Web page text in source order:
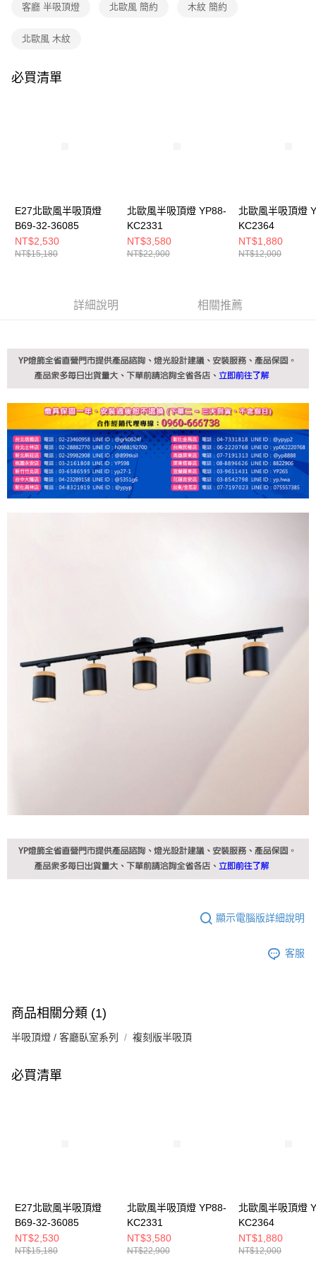
購買商品的店家。未經商家同意取消之訂單仍視為有效，需透過AFTEE先享
是否繳費成功／繳費後需取消欲退款等相關疑問，請聯繫「AFTEE先享後付
【注意事項】
時審查核予不同之上限額度；若仍有額度不足之情形，本公司將視審查結果
５．嚴禁一人註冊多個帳號或使用他人資訊註冊。若發現惡意使用之情形，
恩沛科技股份有限公司將有權停止該用戶之使用額度並採取法律行動。
客廳 半吸頂燈 北歐風 簡約 木紋 簡約
北歐風 木紋
必買清單
E27北歐風半吸頂燈
B69-32-36085
NT$2,530
NT$15,180
北歐風半吸頂燈 YP88-
KC2331
NT$3,580
NT$22,900
北歐風半吸頂燈
KC2364
NT$1,880
NT$12,000
詳細說明 相關推薦
顯示電腦版詳細說明
客服
商品相關分類 (1)
半吸頂燈 / 客廳臥室系列 複刻版半吸頂
必買清單
E27北歐風半吸頂燈
B69-32-36085
NT$2,530
NT$15,180
北歐風半吸頂燈 YP88-
KC2331
NT$3,580
NT$22,900
北歐風半吸頂燈
KC2364
NT$1,880
NT$12,000